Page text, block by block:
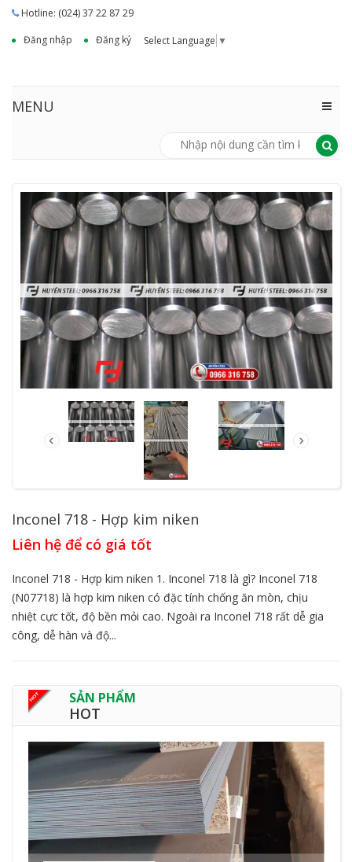
Hotline: (024) 37 22 87 29
Đăng nhập
Đăng ký Select Language ▼
MENU
Inconel 718 - Hợp kim niken
Liên hệ để có giá tốt
Inconel 718 - Hợp kim niken 1. Inconel 718 là gì? Inconel 718
(N07718) là hợp kim niken có đặc tính chống ăn mòn, chịu
nhiệt cực tốt, độ bền mỏi cao. Ngoài ra Inconel 718 rất dễ gia
công, dễ hàn và độ...
SẢN PHẨM
HOT